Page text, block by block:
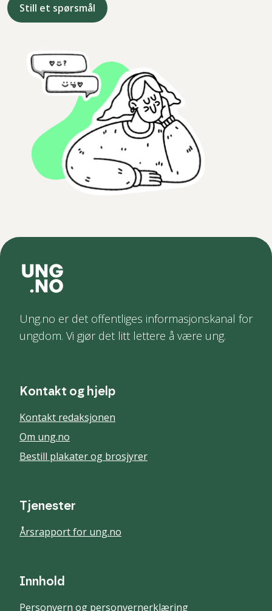
Still et spørsmål
Ung.no er det offentliges informasjonskanal for
ungdom. Vi gjør det litt lettere å være ung.
Kontakt og hjelp
Kontakt redaksjonen
Om ung.no
Bestill plakater og brosjyrer
Tjenester
Årsrapport for ung.no
Innhold
Personvern og personvernerklæring